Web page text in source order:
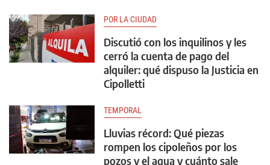
POR LA CIUDAD
Discutió con los inquilinos y les
cerró la cuenta de pago del
alquiler: qué dispuso la Justicia en
Cipolletti
TEMPORAL
Lluvias récord: Qué piezas
rompen los cipoleños por los
pozos y el agua y cuánto sale